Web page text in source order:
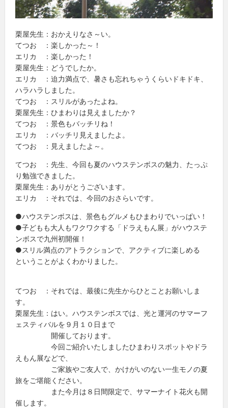
栗屋先生：おかえりなさ～い。
てつお ：楽しかった～！
エリカ ：楽しかった！
栗屋先生：どうでしたか。
エリカ ：迫力満点で、暑さも忘れちゃうくらいドキドキ、
ハラハラしました。
てつお ：スリルがあったよね。
栗屋先生：ひまわりは見えましたか？
てつお ：景色もバッチリね！
エリカ ：バッチリ見えましたよ。
てつお ：見えましたよ～。
てつお ：先生、今回も夏のハウステンボスの魅力、たっぷ
り勉強できました。
栗屋先生：ありがとうございます。
エリカ ：それでは、今回のおさらいです。
●ハウステンボスは、景色もグルメもひまわりでいっぱい！
●子どもも大人もワクワクする「ドラえもん展」がハウステ
ンボスで九州初開催！
●スリル満点のアトラクションで、アクティブに楽しめる
ということがよくわかりました。
てつお ：それでは、最後に先生からひとことお願いしま
す。
栗屋先生：はい。ハウステンボスでは、光と運河のサマーフ
ェスティバルを９月１０日まで
開催しております。
今回ご紹介いたしましたひまわりスポットやドラ
えもん展などで、
ご家族やご友人で、かけがいのない一生モノの夏
旅をご堪能ください。
また今月は８日間限定で、サマーナイト花火も開
催します。